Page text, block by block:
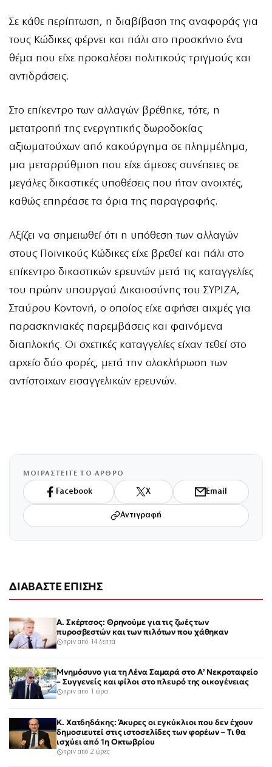
Σε κάθε περίπτωση, η διαβίβαση της αναφοράς για
τους Κώδικες φέρνει και πάλι στο προσκήνιο ένα
θέμα που είχε προκαλέσει πολιτικούς τριγμούς και
αντιδράσεις.
Στο επίκεντρο των αλλαγών βρέθηκε, τότε, η
μετατροπή της ενεργητικής δωροδοκίας
αξιωματούχων από κακούργημα σε πλημμέλημα,
μια μεταρρύθμιση που είχε άμεσες συνέπειες σε
μεγάλες δικαστικές υποθέσεις που ήταν ανοιχτές,
καθώς επηρέασε τα όρια της παραγραφής.
Αξίζει να σημειωθεί ότι η υπόθεση των αλλαγών
στους Ποινικούς Κώδικες είχε βρεθεί και πάλι στο
επίκεντρο δικαστικών ερευνών μετά τις καταγγελίες
του πρώην υπουργού Δικαιοσύνης του ΣΥΡΙΖΑ,
Σταύρου Κοντονή, ο οποίος είχε αφήσει αιχμές για
παρασκηνιακές παρεμβάσεις και φαινόμενα
διαπλοκής. Οι σχετικές καταγγελίες είχαν τεθεί στο
αρχείο δύο φορές, μετά την ολοκλήρωση των
αντίστοιχων εισαγγελικών ερευνών.
ΜΟΙΡΑΣΤΕΙΤΕ ΤΟ ΑΡΘΡΟ
Facebook X Email
Αντιγραφή
ΔΙΑΒΑΣΤΕ ΕΠΙΣΗΣ
Α. Σκέρτσος: Θρηνούμε για τις ζωές των
πυροσβεστών και των πιλότων που χάθηκαν
πριν από 14 λεπτά
Μνημόσυνο για τη Λένα Σαμαρά στο Α’ Νεκροταφείο
– Συγγενείς και φίλοι στο πλευρό της οικογένειας
πριν από 1 ώρα
Κ. Χατδηδάκης: Άκυρες οι εγκύκλιοι που δεν έχουν
δημοσιευτεί στις ιστοσελίδες των φορέων – Τι θα
ισχύει από 1η Οκτωβρίου
πριν από 2 ώρες